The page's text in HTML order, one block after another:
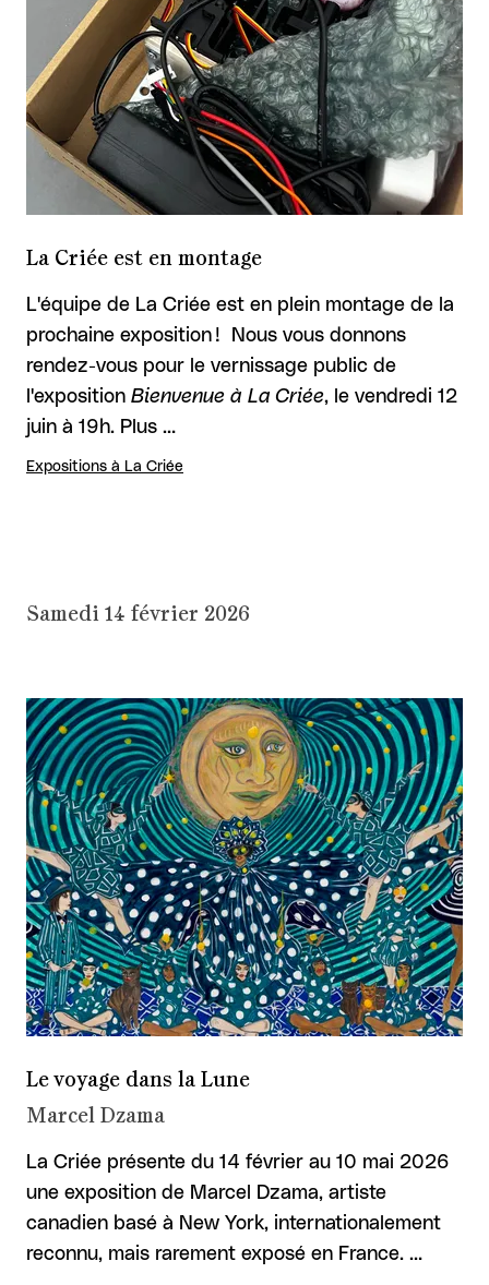
La Criée est en montage
L'équipe de La Criée est en plein montage de la
prochaine exposition ! Nous vous donnons
rendez-vous pour le vernissage public de
l'exposition Bienvenue à La Criée, le vendredi 12
juin à 19h. Plus …
Expositions à La Criée
Samedi 14 février 2026
Le voyage dans la Lune
Marcel Dzama
La Criée présente du 14 février au 10 mai 2026
une exposition de Marcel Dzama, artiste
canadien basé à New York, internationalement
reconnu, mais rarement exposé en France. …